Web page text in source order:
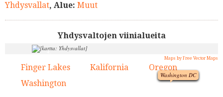
Yhdysvallat, Alue: Muut
Yhdysvaltojen viinialueita
Washington DC
1.
3.
4.
Maps by Free Vector Maps
Finger Lakes Kalifornia Oregon
Washington